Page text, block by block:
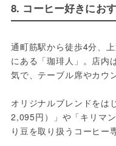
8. コーヒー好きにお
通町筋駅から徒歩4分、
にある「珈琲人」。店内
気で、テーブル席やカウ
オリジナルブレンドをは
2,095円）」や「キリマ
り豆を取り扱うコーヒー